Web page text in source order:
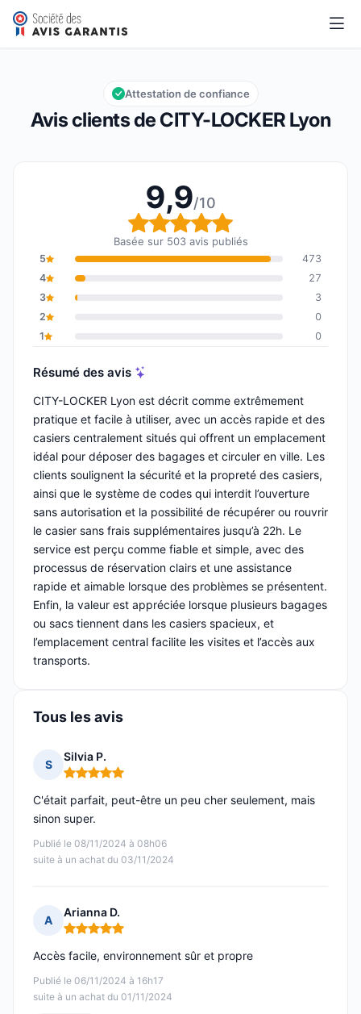
CITY-LOCKER Lyon
Note globale : 9,9 sur 10
9,9/10
Avis clients de CITY-LOCKER Lyon
Attestation de confiance
9,9/10
Note globale : 9,9 sur
Basée sur 503 avis publiés
5
473
4
27
3
3
2
0
1
0
Résumé des avis
CITY-LOCKER Lyon est décrit comme extrêmement
pratique et facile à utiliser, avec un accès rapide et des
casiers centralement situés qui offrent un emplacement
idéal pour déposer des bagages et circuler en ville. Les
clients soulignent la sécurité et la propreté des casiers,
ainsi que le système de codes qui interdit l’ouverture
sans autorisation et la possibilité de récupérer ou rouvrir
le casier sans frais supplémentaires jusqu’à 22h. Le
service est perçu comme fiable et simple, avec des
processus de réservation clairs et une assistance
rapide et aimable lorsque des problèmes se présentent.
Enfin, la valeur est appréciée lorsque plusieurs bagages
ou sacs tiennent dans les casiers spacieux, et
l’emplacement central facilite les visites et l’accès aux
transports.
Tous les avis
S
Silvia P.
Note : 5 sur 5
Publié le 08/11/2024 à 08h06
suite à un achat du 03/11/2024
C'était parfait, peut-être un peu cher seulement, mais
sinon super.
A
Arianna D.
Note : 5 sur 5
Publié le 06/11/2024 à 16h17
suite à un achat du 01/11/2024
Accès facile, environnement sûr et propre